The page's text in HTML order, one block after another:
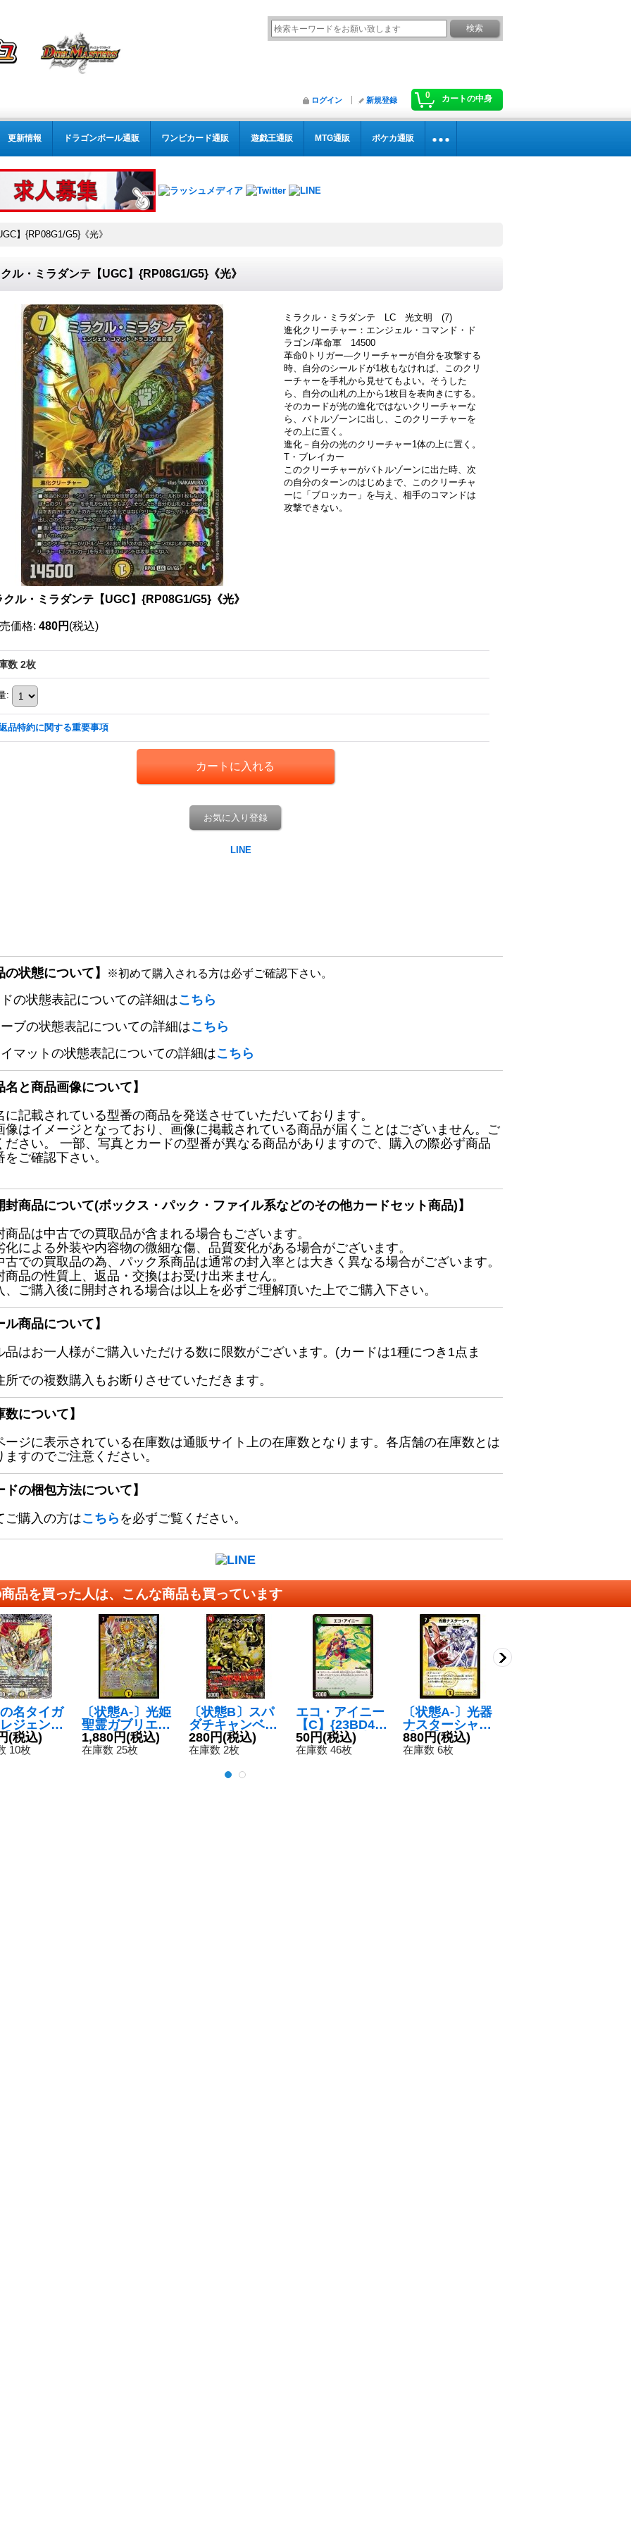
0 カートの中身
ログイン 新規登録
更新情報 ドラゴンボール通販 ワンピカード通販 遊戯王通販 MTG通販 ポケカ通販
】{RP08G1/G5}《光》
ル・ミラダンテ【UGC】{RP08G1/G5}《光》
ミラクル・ミラダンテ LC 光文明 (7)
進化クリーチャー：エンジェル・コマンド・ド
ラゴン/革命軍 14500
革命0トリガー―クリーチャーが自分を攻撃する
時、自分のシールドが1枚もなければ、このクリ
ーチャーを手札から見せてもよい。そうした
ら、自分の山札の上から1枚目を表向きにする。
そのカードが光の進化ではないクリーチャーな
ら、バトルゾーンに出し、このクリーチャーを
その上に置く。
進化－自分の光のクリーチャー1体の上に置く。
T・ブレイカー
このクリーチャーがバトルゾーンに出た時、次
の自分のターンのはじめまで、このクリーチャ
ーに「ブロッカー」を与え、相手のコマンドは
攻撃できない。
クル・ミラダンテ【UGC】{RP08G1/G5}《光》
価格: 480円 (税込)
数 2枚
:
品特約に関する重要事項
お気に入り登録
の状態について】 ※初めて購入される方は必ずご確認下さい。
の状態表記についての詳細はこちら
ブの状態表記についての詳細はこちら
マットの状態表記についての詳細はこちら
名と商品画像について】
に記載されている型番の商品を発送させていただいております。
像はイメージとなっており、画像に掲載されている商品が届くことはございません。ご
ださい。 一部、写真とカードの型番が異なる商品がありますので、購入の際必ず商品
をご確認下さい。
封商品について(ボックス・パック・ファイル系などのその他カードセット商品)】
商品は中古での買取品が含まれる場合もございます。
化による外装や内容物の微細な傷、品質変化がある場合がございます。
古での買取品の為、パック系商品は通常の封入率とは大きく異なる場合がございます。
商品の性質上、返品・交換はお受け出来ません。
、ご購入後に開封される場合は以上を必ずご理解頂いた上でご購入下さい。
ル商品について】
品はお一人様がご購入いただける数に限数がございます。(カードは1種につき1点ま
所での複数購入もお断りさせていただきます。
数について】
ージに表示されている在庫数は通販サイト上の在庫数となります。各店舗の在庫数とは
ますのでご注意ください。
ドの梱包方法について】
ご購入の方はこちら を必ずご覧ください。
品を買った人は、こんな商品も買っています
名タイガ
ジェンド
{22RP2
(税込)
10枚
〔状態A-〕光姫
聖霊ガブリエラ
【SR】{DM30S
1/S5/Y7}《光》
1,880円(税込)
在庫数 25枚
〔状態B〕スパ
ダチキャンベロ
R【SR】{P71/Y
19}《火》
280円(税込)
在庫数 2枚
エコ・アイニー
【C】{23BD45
5/60}《自然》
50円(税込)
在庫数 46枚
〔状態A-〕光器
ナスターシャ
【SR】{DM08S
1/S5}《光》
880円(税込)
在庫数 6枚